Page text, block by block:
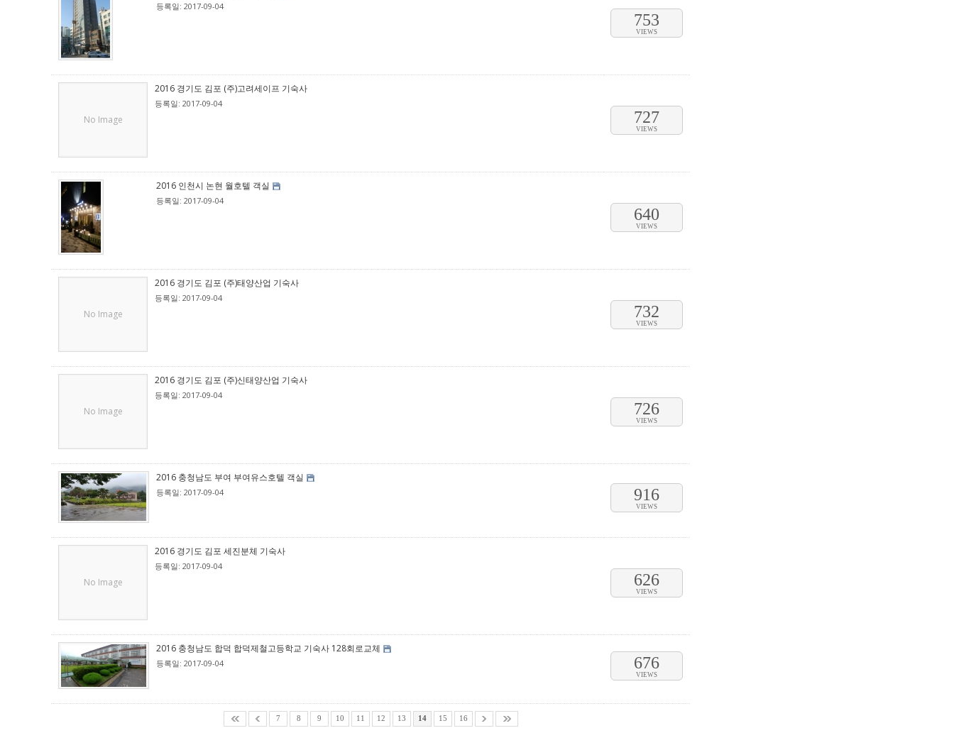
등록일: 2017-09-04
753
VIEWS
No Image
2016 경기도 김포 (주)고려세이프 기숙사
등록일: 2017-09-04
727
VIEWS
2016 인천시 논현 월호텔 객실
등록일: 2017-09-04
640
VIEWS
No Image
2016 경기도 김포 (주)태양산업 기숙사
등록일: 2017-09-04
732
VIEWS
No Image
2016 경기도 김포 (주)신태양산업 기숙사
등록일: 2017-09-04
726
VIEWS
2016 충청남도 부여 부여유스호텔 객실
등록일: 2017-09-04 916
VIEWS
No Image
2016 경기도 김포 세진분체 기숙사
등록일: 2017-09-04
626
VIEWS
2016 충청남도 합덕 합덕제철고등학교 기숙사 128회로교체
등록일: 2017-09-04 676
VIEWS
7 8 9 10 11 12 13 14 15 16